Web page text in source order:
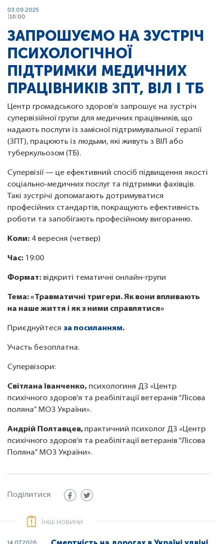
03.09.2025
16:00
ЗАПРОШУЄМО НА ЗУСТРІЧ
ПСИХОЛОГІЧНОЇ
ПІДТРИМКИ МЕДИЧНИХ
ПРАЦІВНИКІВ ЗПТ, ВІЛ І ТБ
Центр громадського здоров’я запрошує на зустріч
супервізійної групи для медичних працівників, що
надають послуги із замісної підтримувальної терапії
(ЗПТ), працюють із людьми, які живуть з ВІЛ або
туберкульозом (ТБ).
Супервізії — це ефективний спосіб підвищення якості
соціально-медичних послуг та підтримки фахівців.
Такі зустрічі допомагають дотримуватися
професійних стандартів, покращують ефективність
роботи та запобігають професійному вигоранню.
Коли: 4 вересня (четвер)
Час: 19:00
Формат: відкриті тематичні онлайн-групи
Тема: «Травматичні тригери. Як вони впливають
на наше життя і як з ними справлятися»
Приєднуйтеся за посиланням.
Участь безоплатна.
Супервізори:
Світлана Іванченко, психологиня ДЗ «Центр
психічного здоров'я та реабілітації ветеранів “Лісова
поляна” МОЗ України».
Андрій Полтавцев, практичний психолог ДЗ «Центр
психічного здоров’я та реабілітації ветеранів “Лісова
Поляна” МОЗ України».
Поділитися
Інші новини